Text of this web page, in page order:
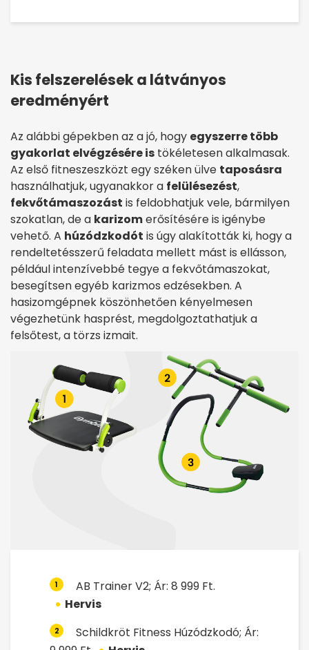
Kis felszerelések a látványos
eredményért
Az alábbi gépekben az a jó, hogy egyszerre több
gyakorlat elvégzésére is tökéletesen alkalmasak.
Az első fitneszeszközt egy széken ülve taposásra
használhatjuk, ugyanakkor a felülésezést,
fekvőtámaszozást is feldobhatjuk vele, bármilyen
szokatlan, de a karizomerősítésére is igénybe
vehető. A húzódzkodót is úgy alakították ki, hogy a
rendeltetésszerű feladata mellett mást is ellásson,
például intenzívebbé tegye a fekvőtámaszokat,
besegítsen egyéb karizmos edzésekben. A
hasizomgépnek köszönhetően kényelmesen
végezhetünk hasprést, megdolgoztathatjuk a
felsőtest, a törzs izmait.
1
AB Trainer V2; Ár: 8 999 Ft.
Hervis
2
Schildkröt Fitness Húzódzkodó; Ár: